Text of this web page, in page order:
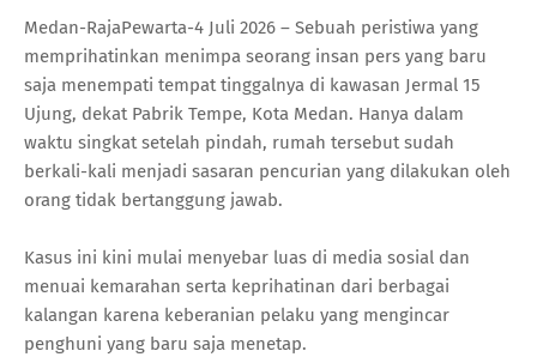
Medan-RajaPewarta-4 Juli 2026 – Sebuah peristiwa yang
memprihatinkan menimpa seorang insan pers yang baru
saja menempati tempat tinggalnya di kawasan Jermal 15
Ujung, dekat Pabrik Tempe, Kota Medan. Hanya dalam
waktu singkat setelah pindah, rumah tersebut sudah
berkali-kali menjadi sasaran pencurian yang dilakukan oleh
orang tidak bertanggung jawab.
Kasus ini kini mulai menyebar luas di media sosial dan
menuai kemarahan serta keprihatinan dari berbagai
kalangan karena keberanian pelaku yang mengincar
penghuni yang baru saja menetap.